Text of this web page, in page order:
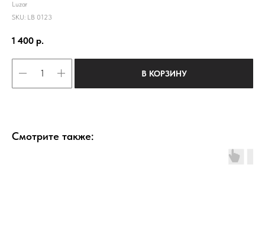
Luzar
SKU: LB 0123
1 400 р.
В КОРЗИНУ
Смотрите также: